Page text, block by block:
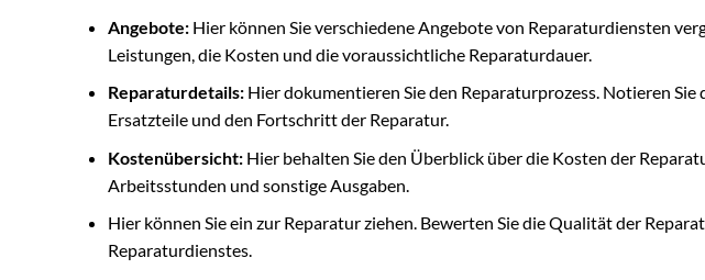
Angebote:Hier können Sie verschiedene Angebote von Reparaturdiensten
Leistungen, die Kosten und die voraussichtliche Reparaturdauer.
Reparaturdetails:Hier dokumentieren Sie den Reparaturprozess. Notieren
Ersatzteile und den Fortschritt der Reparatur.
Kostenübersicht:Hier behalten Sie den Überblick über die Kosten der
Arbeitsstunden und sonstige Ausgaben.
Hier können Sie ein zur Reparatur ziehen. Bewerten Sie die Qualität der
Reparaturdienstes.